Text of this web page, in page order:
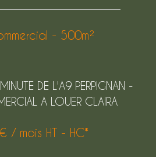
- 500m²
DE L'A9 PERPIGNAN -
A LOUER CLAIRA
/ mois HT - HC*